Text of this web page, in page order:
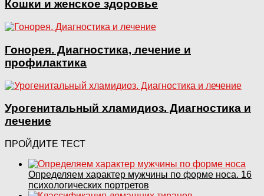
Кошки и женское здоровье
Гонорея. Диагностика, лечение и
профилактика
Урогенитальный хламидиоз. Диагностика и
лечение
ПРОЙДИТЕ ТЕСТ
Определяем характер мужчины по форме носа. 16
психологических портретов